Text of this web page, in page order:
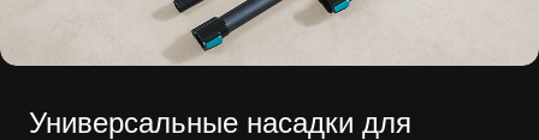
Универсальные насадки для